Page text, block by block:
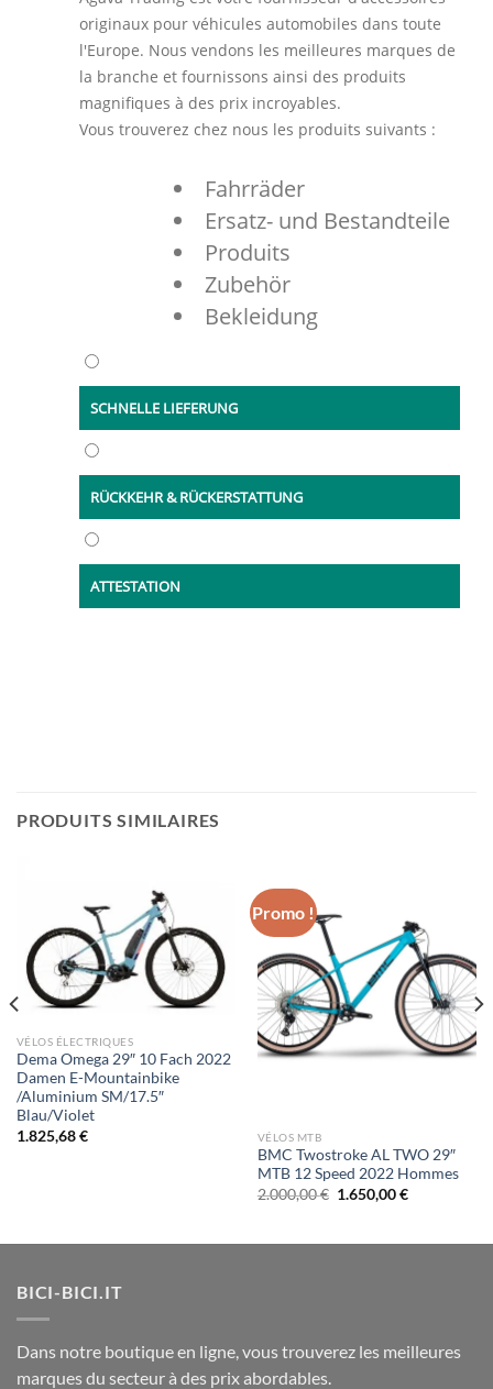
originaux pour véhicules automobiles dans toute
l'Europe. Nous vendons les meilleures marques de
la branche et fournissons ainsi des produits
magnifiques à des prix incroyables.
Vous trouverez chez nous les produits suivants :
Fahrräder
Ersatz- und Bestandteile
Produits
Zubehör
Bekleidung
SCHNELLE LIEFERUNG
RÜCKKEHR & RÜCKERSTATTUNG
ATTESTATION
PRODUITS SIMILAIRES
VÉLOS ÉLECTRIQUES
Dema Omega 29″ 10 Fach 2022
Damen E-Mountainbike
/Aluminium SM/17.5″
Blau/Violet
1.825,68€
Promo !
VÉLOS MTB
BMC Twostroke AL TWO 29″
MTB 12 Speed 2022 Hommes
2.000,00€ Le
1.650,00€Le
BICI-BICI.IT
Dans notre boutique en ligne, vous trouverez les meilleures
marques du secteur à des prix abordables.